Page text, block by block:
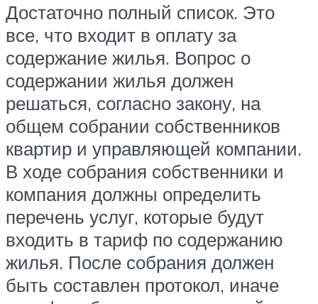
Достаточно полный список. Это
все, что входит в оплату за
содержание жилья. Вопрос о
содержании жилья должен
решаться, согласно закону, на
общем собрании собственников
квартир и управляющей компании.
В ходе собрания собственники и
компания должны определить
перечень услуг, которые будут
входить в тариф по содержанию
жилья. После собрания должен
быть составлен протокол, иначе